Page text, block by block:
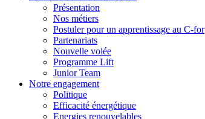
Présentation
Nos métiers
Postuler pour un apprentissage au C-for
Partenariats
Nouvelle volée
Programme Lift
Junior Team
Notre engagement
Politique
Efficacité énergétique
Energies renouvelables